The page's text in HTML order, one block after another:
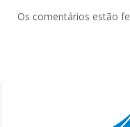
Os comentários estão